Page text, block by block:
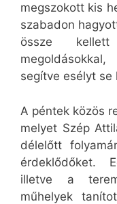
megszokott kis
szabadon
össze
megoldásokkal,
segítve esélyt se
A péntek közös
melyet Szép
délelőtt
érdeklődőket.
illetve a
műhelyek